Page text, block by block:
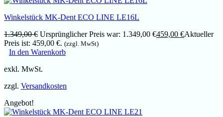
Winkelstück MK-Dent ECO LINE LE16L
1.349,00€ Ursprünglicher Preis war: 1.349,00 €459,00 €Aktueller
Preis ist: 459,00 €. (zzgl. MwSt)
In den Warenkorb
exkl. MwSt.
zzgl. Versandkosten
Angebot!